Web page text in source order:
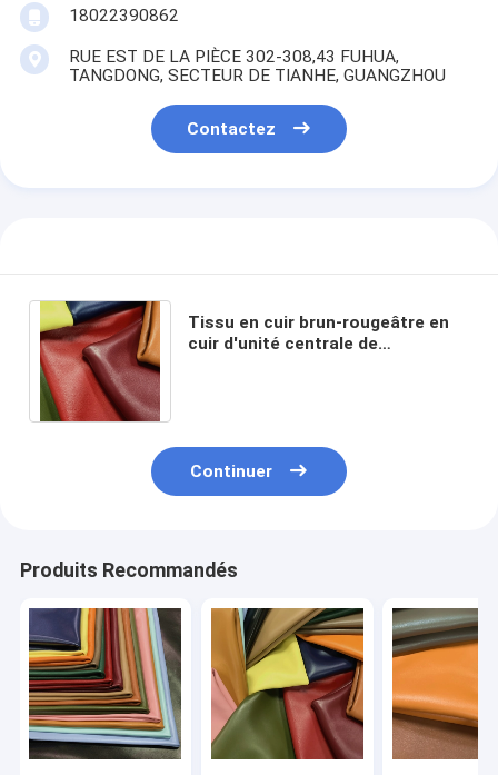
18022390862
RUE EST DE LA PIÈCE 302-308,43 FUHUA,
TANGDONG, SECTEUR DE TIANHE, GUANGZHOU
Contactez
Tissu en cuir brun-rougeâtre en
cuir d'unité centrale de
Continuer
Produits Recommandés